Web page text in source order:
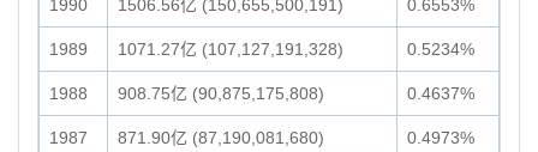
1990 1506.56亿 (150,655,500,191) 0.6553%
1989 1071.27亿 (107,127,191,328) 0.5234%
1988 908.75亿 (90,875,175,808) 0.4637%
1987 871.90亿 (87,190,081,680) 0.4973%